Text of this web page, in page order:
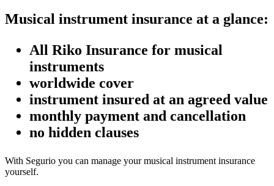
Musical instrument insurance at a glance:
All Riko Insurance for musical
instruments
worldwide cover
instrument insured at an agreed value
monthly payment and cancellation
no hidden clauses
With Segurio you can manage your musical instrument insurance
yourself.